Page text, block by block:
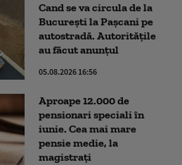
Cand se va circula de la
București la Pașcani pe
autostradă. Autoritățile
au făcut anunțul
05.08.2026 16:56
Aproape 12.000 de
pensionari speciali în
iunie. Cea mai mare
pensie medie, la
magistrați